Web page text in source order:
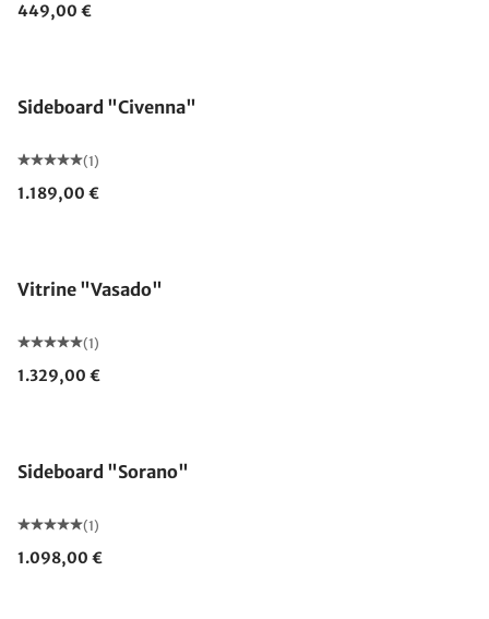
449,00 €
Sideboard "Civenna"
(1)
1.189,00 €
Vitrine "Vasado"
(1)
1.329,00 €
Sideboard "Sorano"
(1)
1.098,00 €